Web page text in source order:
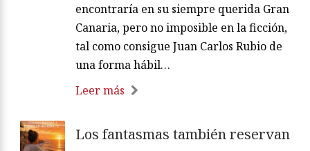
encontraría en su siempre querida Gran
Canaria, pero no imposible en la ficción,
tal como consigue Juan Carlos Rubio de
una forma hábil…
Leer más
Los fantasmas también reservan